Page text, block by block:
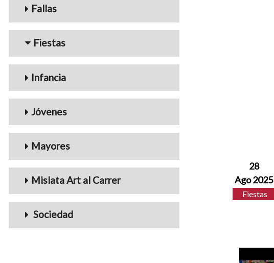
Fallas
Fiestas
Infancia
Jóvenes
Mayores
Mislata Art al Carrer
Sociedad
28
Ago 2025
Fiestas